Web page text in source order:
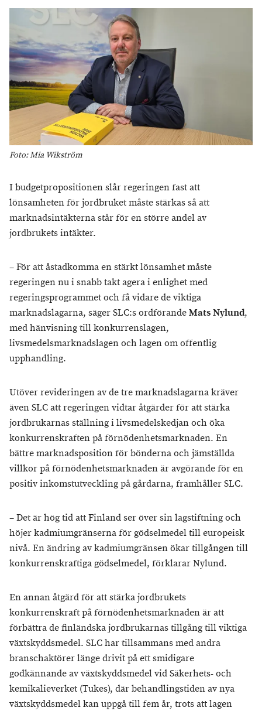
Foto: Mia Wikström
I budgetpropositionen slår regeringen fast att
lönsamheten för jordbruket måste stärkas så att
marknadsintäkterna står för en större andel av
jordbrukets intäkter.
– För att åstadkomma en stärkt lönsamhet måste
regeringen nu i snabb takt agera i enlighet med
regeringsprogrammet och få vidare de viktiga
marknadslagarna, säger SLC:s ordförandeMats Nylund,
med hänvisning till konkurrenslagen,
livsmedelsmarknadslagen och lagen om offentlig
upphandling.
Utöver revideringen av de tre marknadslagarna kräver
även SLC att regeringen vidtar åtgärder för att stärka
jordbrukarnas ställning i livsmedelskedjan och öka
konkurrenskraften på förnödenhetsmarknaden. En
bättre marknadsposition för bönderna och jämställda
villkor på förnödenhetsmarknaden är avgörande för en
positiv inkomstutveckling på gårdarna, framhåller SLC.
– Det är hög tid att Finland ser över sin lagstiftning och
höjer kadmiumgränserna för gödselmedel till europeisk
nivå. En ändring av kadmiumgränsen ökar tillgången till
konkurrenskraftiga gödselmedel, förklarar Nylund.
En annan åtgärd för att stärka jordbrukets
konkurrenskraft på förnödenhetsmarknaden är att
förbättra de finländska jordbrukarnas tillgång till viktiga
växtskyddsmedel. SLC har tillsammans med andra
branschaktörer länge drivit på ett smidigare
godkännande av växtskyddsmedel vid Säkerhets- och
kemikalieverket (Tukes), där behandlingstiden av nya
växtskyddsmedel kan uppgå till fem år, trots att lagen